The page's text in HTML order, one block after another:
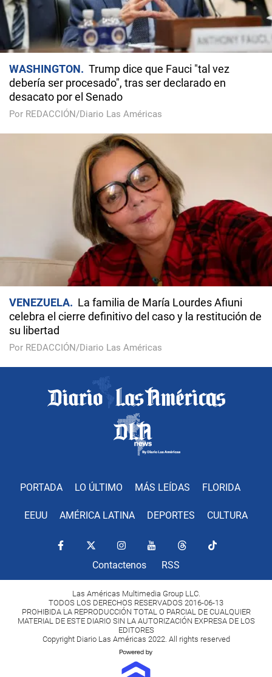
WASHINGTON
Trump dice que Fauci "tal vez
debería ser procesado", tras ser declarado en
desacato por el Senado
Por REDACCIÓN/Diario Las Américas
VENEZUELA
La familia de María Lourdes Afiuni
celebra el cierre definitivo del caso y la restitución de
su libertad
Por REDACCIÓN/Diario Las Américas
PORTADA LO ÚLTIMO MÁS LEÍDAS FLORIDA
EEUU AMÉRICA LATINA DEPORTES CULTURA
Contactenos RSS
Las Américas Multimedia Group LLC.
TODOS LOS DERECHOS RESERVADOS 2016-06-13
PROHIBIDA LA REPRODUCCIÓN TOTAL O PARCIAL DE CUALQUIER
MATERIAL DE ESTE DIARIO SIN LA AUTORIZACIÓN EXPRESA DE LOS
EDITORES
Copyright Diario Las Américas 2022. All rights reserved